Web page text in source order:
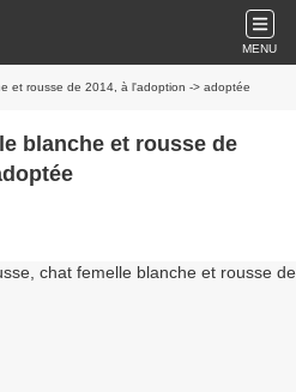
MENU
et rousse de 2014, à l'adoption -> adoptée
blanche et rousse de